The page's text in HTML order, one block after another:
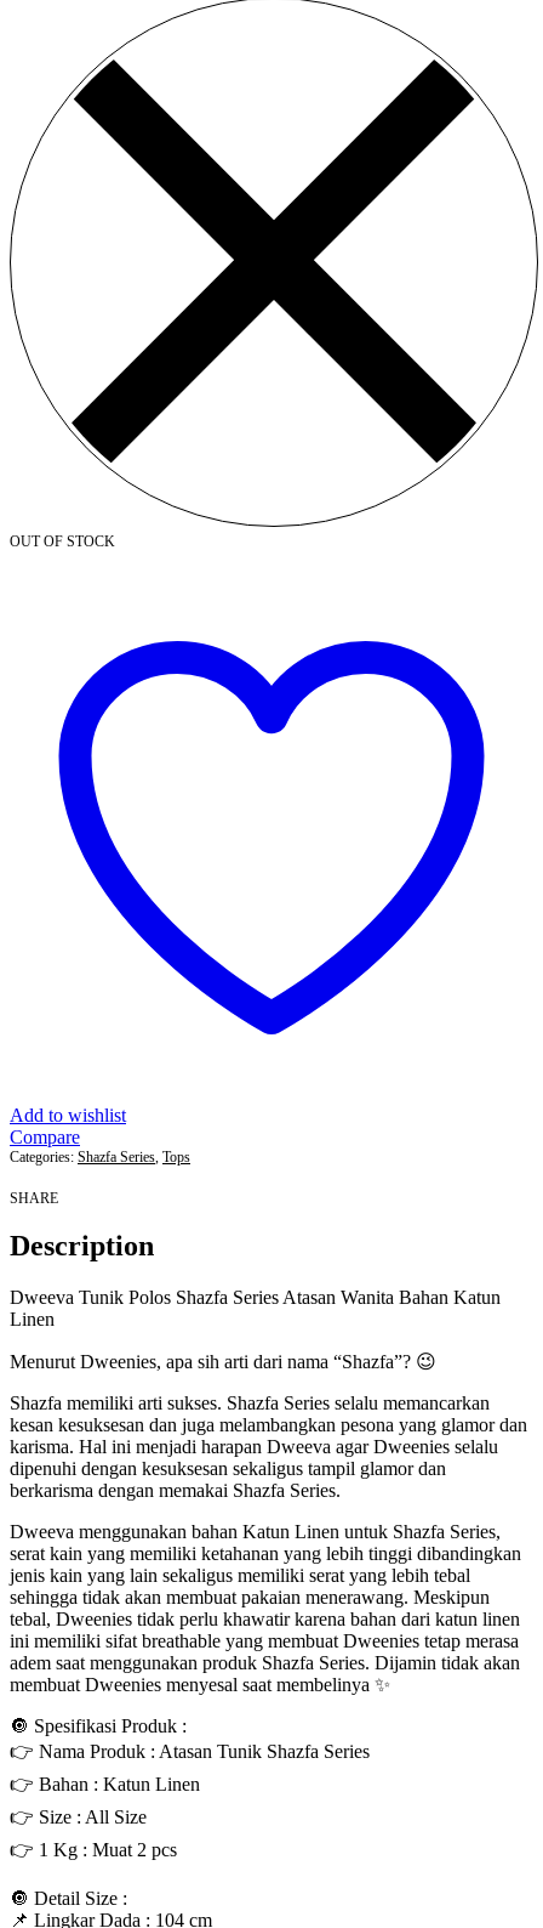
OUT OF STOCK
Add to wishlist
Compare
Categories: Shazfa Series Tops
SHARE
Description
Dweeva Tunik Polos Shazfa Series Atasan Wanita Bahan Katun
Linen
Menurut Dweenies, apa sih arti dari nama “Shazfa”? 😉
Shazfa memiliki arti sukses. Shazfa Series selalu memancarkan
kesan kesuksesan dan juga melambangkan pesona yang glamor dan
karisma. Hal ini menjadi harapan Dweeva agar Dweenies selalu
dipenuhi dengan kesuksesan sekaligus tampil glamor dan
berkarisma dengan memakai Shazfa Series.
Dweeva menggunakan bahan Katun Linen untuk Shazfa Series,
serat kain yang memiliki ketahanan yang lebih tinggi dibandingkan
jenis kain yang lain sekaligus memiliki serat yang lebih tebal
sehingga tidak akan membuat pakaian menerawang. Meskipun
tebal, Dweenies tidak perlu khawatir karena bahan dari katun linen
ini memiliki sifat breathable yang membuat Dweenies tetap merasa
adem saat menggunakan produk Shazfa Series. Dijamin tidak akan
membuat Dweenies menyesal saat membelinya ✨
🔘 Spesifikasi Produk :
👉 Nama Produk : Atasan Tunik Shazfa Series
👉 Bahan : Katun Linen
👉 Size : All Size
👉 1 Kg : Muat 2 pcs
🔘 Detail Size :
📌 Lingkar Dada : 104 cm